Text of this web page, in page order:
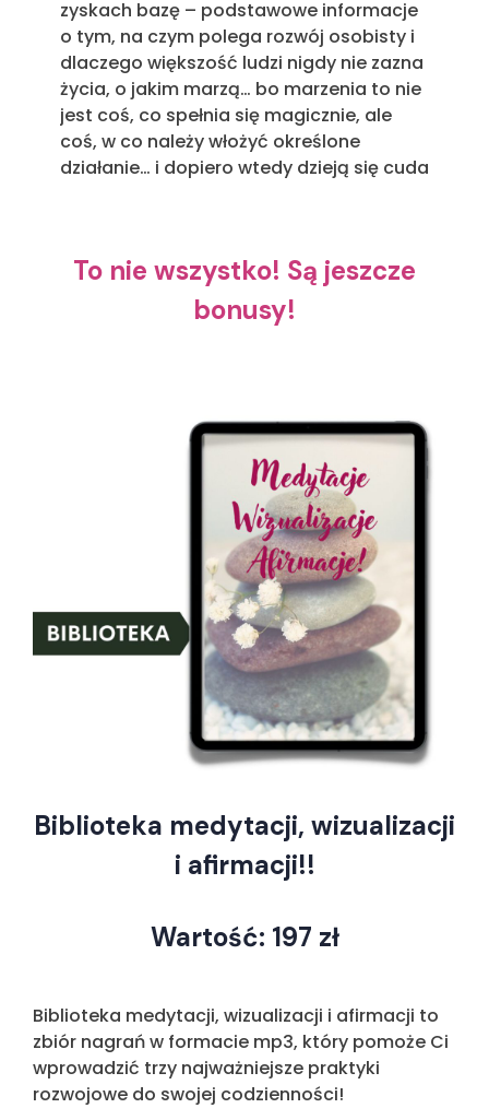
zyskach bazę – podstawowe informacje
o tym, na czym polega rozwój osobisty i
dlaczego większość ludzi nigdy nie zazna
życia, o jakim marzą… bo marzenia to nie
jest coś, co spełnia się magicznie, ale
coś, w co należy włożyć określone
działanie… i dopiero wtedy dzieją się cuda
To nie wszystko! Są jeszcze
bonusy!
Biblioteka medytacji, wizualizacji
i afirmacji!!
Wartość: 197 zł
Biblioteka medytacji, wizualizacji i afirmacji to
zbiór nagrań w formacie mp3, który pomoże Ci
wprowadzić trzy najważniejsze praktyki
rozwojowe do swojej codzienności!